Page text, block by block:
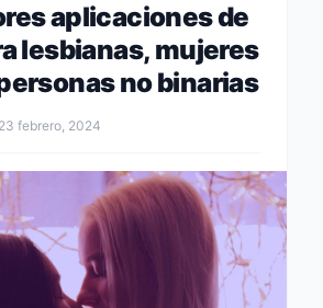
aplicaciones de
lesbianas, mujeres
no binarias
23 febrero, 2024